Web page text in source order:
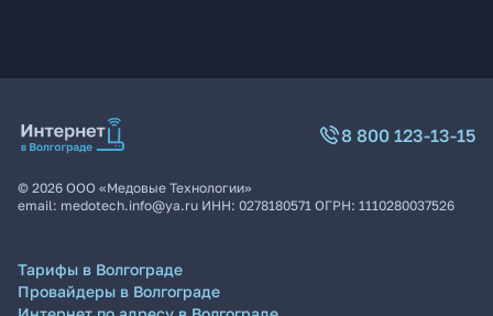
8 800 123-13-15
© 2026 ООО «Медовые Технологии»
email: medotech.info@ya.ru ИНН: 0278180571 ОГРН: 1110280037526
Тарифы в Волгограде
Провайдеры в Волгограде